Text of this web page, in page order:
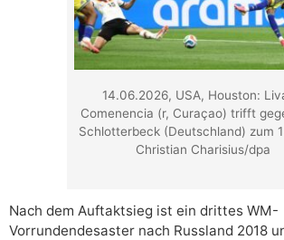
14.06.2026, USA, Houston:
Comenencia (r, Curaçao) trifft
Schlotterbeck (Deutschland) zum
Christian Charisius/dpa
Nach dem Auftaktsieg ist ein drittes WM-
Vorrundendesaster nach Russland 2018